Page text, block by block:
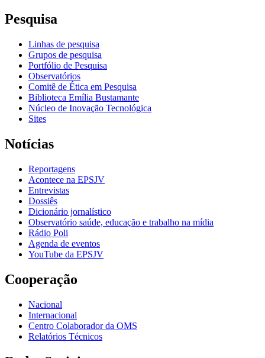
Pesquisa
Linhas de pesquisa
Grupos de pesquisa
Portfólio de Pesquisa
Observatórios
Comitê de Ética em Pesquisa
Biblioteca Emília Bustamante
Núcleo de Inovação Tecnológica
Sites
Notícias
Reportagens
Acontece na EPSJV
Entrevistas
Dossiês
Dicionário jornalístico
Observatório saúde, educação e trabalho na mídia
Rádio Poli
Agenda de eventos
YouTube da EPSJV
Cooperação
Nacional
Internacional
Centro Colaborador da OMS
Relatórios Técnicos